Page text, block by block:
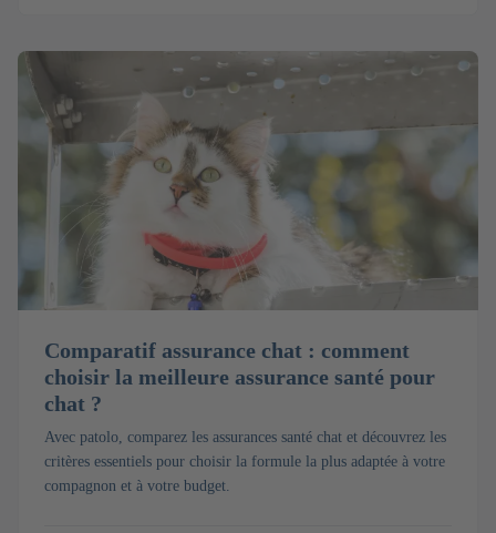
Comparatif assurance chat : comment
choisir la meilleure assurance santé pour
chat ?
Avec patolo, comparez les assurances santé chat et découvrez les
critères essentiels pour choisir la formule la plus adaptée à votre
compagnon et à votre budget.